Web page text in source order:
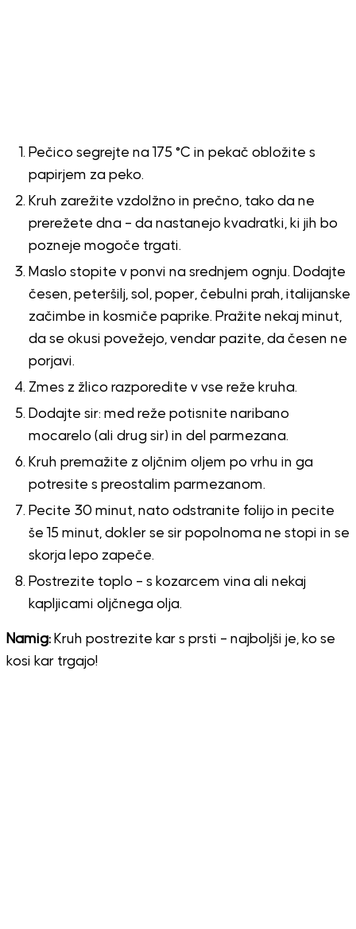
Pečico segrejte na 175 °C in pekač obložite s
papirjem za peko.
Kruh zarežite vzdolžno in prečno, tako da ne
prerežete dna – da nastanejo kvadratki, ki jih bo
pozneje mogoče trgati.
Maslo stopite v ponvi na srednjem ognju. Dodajte
česen, peteršilj, sol, poper, čebulni prah, italijanske
začimbe in kosmiče paprike. Pražite nekaj minut,
da se okusi povežejo, vendar pazite, da česen ne
porjavi.
Zmes z žlico razporedite v vse reže kruha.
Dodajte sir: med reže potisnite naribano
mocarelo (ali drug sir) in del parmezana.
Kruh premažite z oljčnim oljem po vrhu in ga
potresite s preostalim parmezanom.
Pecite 30 minut, nato odstranite folijo in pecite
še 15 minut, dokler se sir popolnoma ne stopi in se
skorja lepo zapeče.
Postrezite toplo – s kozarcem vina ali nekaj
kapljicami oljčnega olja.
Namig:Kruh postrezite kar s prsti – najboljši je, ko se
kosi kar trgajo!